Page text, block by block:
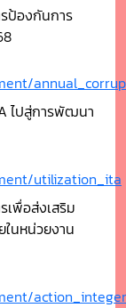
ป้องกันการ
ไปสู่การพัฒนา
utilization_ita
เพื่อส่งเสริม
ในหน่วยงาน